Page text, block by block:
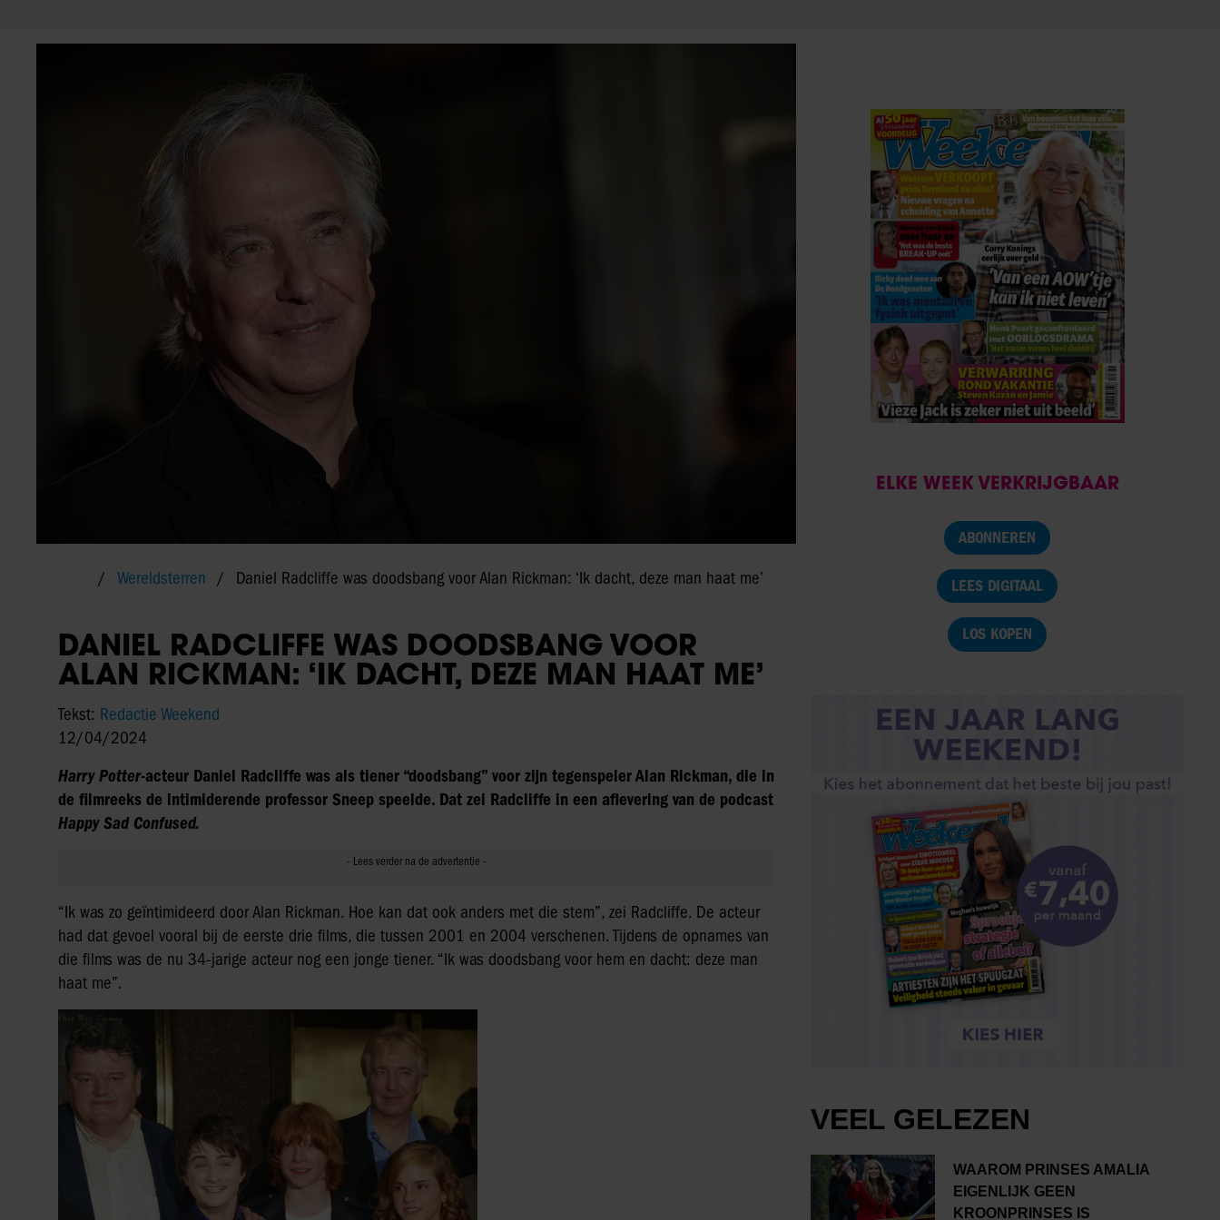
Wereldsterren Daniel Radcliffe was doodsbang voor Alan Rickman: ‘Ik dacht, deze man haat me’
DANIEL RADCLIFFE WAS DOODSBANG VOOR
ALAN RICKMAN: ‘IK DACHT, DEZE MAN HAAT ME’
Tekst: Redactie Weekend
12/04/2024
Harry Potter-acteur Daniel Radcliffe was als tiener “doodsbang” voor zijn tegenspeler Alan Rickman, die in
de filmreeks de intimiderende professor Sneep speelde. Dat zei Radcliffe in een aflevering van de podcast
Happy Sad Confused.
“Ik was zo geïntimideerd door Alan Rickman. Hoe kan dat ook anders met die stem”, zei Radcliffe. De acteur
had dat gevoel vooral bij de eerste drie films, die tussen 2001 en 2004 verschenen. Tijdens de opnames van
die films was de nu 34-jarige acteur nog een jonge tiener. “Ik was doodsbang voor hem en dacht: deze man
haat me”.
ELKE WEEK VERKRIJGBAAR
ABONNEREN
LEES DIGITAAL
LOS KOPEN